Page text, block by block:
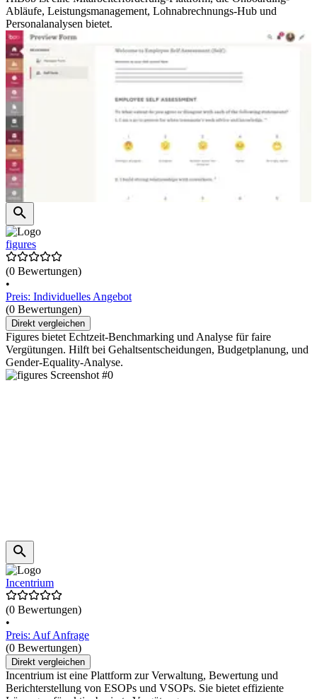
Abläufe, Leistungsmanagement, Lohnabrechnungs-Hub und
Personalanalysen bietet.
figures
(0 Bewertungen)
•
Preis: Individuelles Angebot
(0 Bewertungen)
Direkt vergleichen
Figures bietet Echtzeit-Benchmarking und Analyse für faire
Vergütungen. Hilft bei Gehaltsentscheidungen, Budgetplanung, und
Gender-Equality-Analyse.
Incentrium
(0 Bewertungen)
•
Preis: Auf Anfrage
(0 Bewertungen)
Direkt vergleichen
Incentrium ist eine Plattform zur Verwaltung, Bewertung und
Berichterstellung von ESOPs und VSOPs. Sie bietet effiziente